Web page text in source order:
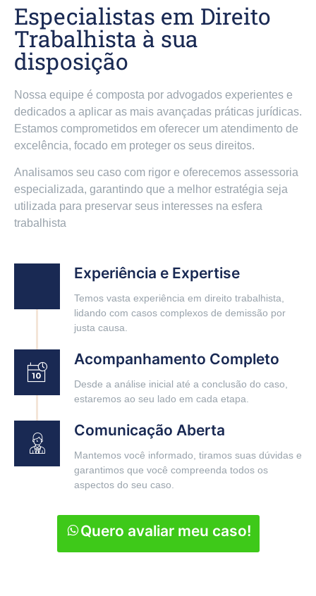
Especialistas em Direito
Trabalhista à sua
disposição
Nossa equipe é composta por advogados experientes e
dedicados a aplicar as mais avançadas práticas jurídicas.
Estamos comprometidos em oferecer um atendimento de
excelência, focado em proteger os seus direitos.
Analisamos seu caso com rigor e oferecemos assessoria
especializada, garantindo que a melhor estratégia seja
utilizada para preservar seus interesses na esfera
trabalhista
Experiência e Expertise
Temos vasta experiência em direito trabalhista,
lidando com casos complexos de demissão por
justa causa.
Acompanhamento Completo
Desde a análise inicial até a conclusão do caso,
estaremos ao seu lado em cada etapa.
Comunicação Aberta
Mantemos você informado, tiramos suas dúvidas e
garantimos que você compreenda todos os
aspectos do seu caso.
Quero avaliar meu caso!